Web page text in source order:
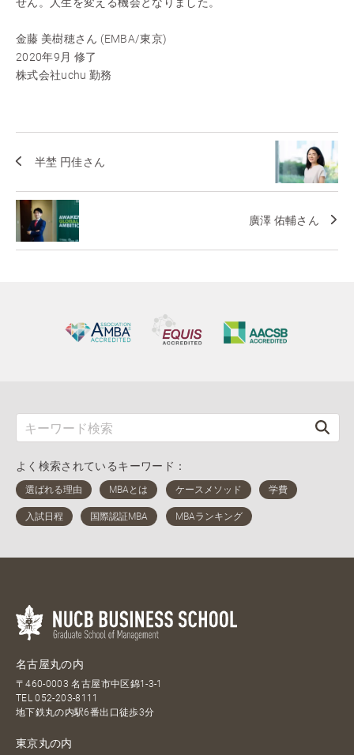
せん。人生を変える機会となりました。
金藤 美樹穂さん (EMBA/東京)
2020年9月 修了
株式会社uchu 勤務
半埜 円佳さん
廣澤 佑輔さん
よく検索されているキーワード：
名古屋丸の内
〒460-0003 名古屋市中区錦1-3-1
TEL052-203-8111
地下鉄丸の内駅6番出口徒歩3分
東京丸の内